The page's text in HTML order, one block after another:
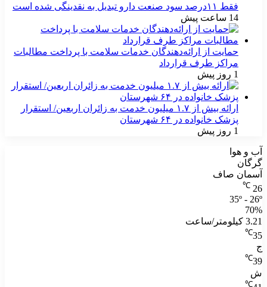
فقط ۱۱‌درصد سود صنعت دارو تبدیل به نقدینگی شده است
14 ساعت پیش
حمایت از ارائه‌دهندگان خدمات سلامت با پرداخت مطالبات
مراکز طرف قرارداد
1 روز پیش
ارائه بیش از ۱.۷ میلیون خدمت به زائران اربعین/ استقرار
پزشک خانواده در ۶۴ شهرستان
1 روز پیش
آب و هوا
گرگان
آسمان صاف
26
℃
35º - 26º
70%
3.21 کیلومتر/ساعت
35
℃
ج
39
℃
ش
℃